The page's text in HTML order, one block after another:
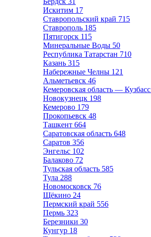
Искитим 17
Ставропольский край 715
Ставрополь 185
Пятигорск 115
Минеральные Воды 50
Республика Татарстан 710
Казань 315
Набережные Челны 121
Альметьевск 46
Кемеровская область — Кузбасс
Новокузнецк 198
Кемерово 179
Прокопьевск 48
Ташкент 664
Саратовская область 648
Саратов 356
Энгельс 102
Балаково 72
Тульская область 585
Тула 288
Новомосковск 76
Щёкино 24
Пермский край 556
Пермь 323
Березники 30
Кунгур 18